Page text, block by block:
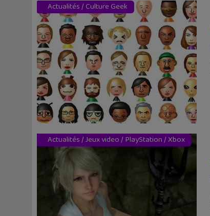
Actualités/ Culture Geek
Actualités/Jeux video/ PlayStation/Xbox